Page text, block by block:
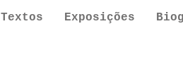
Textos Exposições